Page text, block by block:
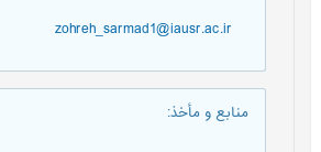
zohreh_sarmad1@iausr.ac.ir
منابع و مأخذ: